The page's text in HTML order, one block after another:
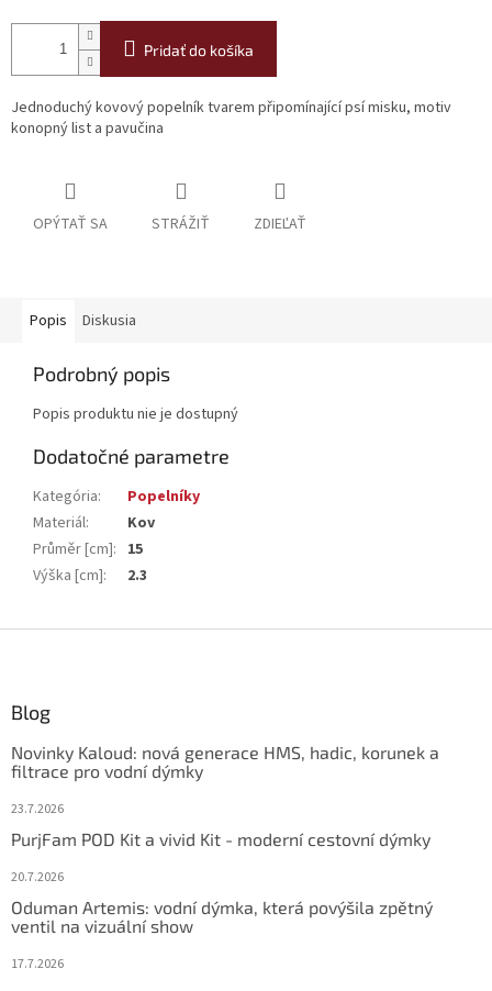
Pridať do košíka
Jednoduchý kovový popelník tvarem připomínající psí misku, motiv
konopný list a pavučina
OPÝTAŤ SA STRÁŽIŤ ZDIEĽAŤ
Popis Diskusia
Podrobný popis
Popis produktu nie je dostupný
Dodatočné parametre
Kategória:
Popelníky
Materiál:
Kov
Průměr [cm]: 15
Výška [cm]: 2.3
Blog
Novinky Kaloud: nová generace HMS, hadic, korunek a
filtrace pro vodní dýmky
23.7.2026
PurjFam POD Kit a vivid Kit - moderní cestovní dýmky
20.7.2026
Oduman Artemis: vodní dýmka, která povýšila zpětný
ventil na vizuální show
17.7.2026